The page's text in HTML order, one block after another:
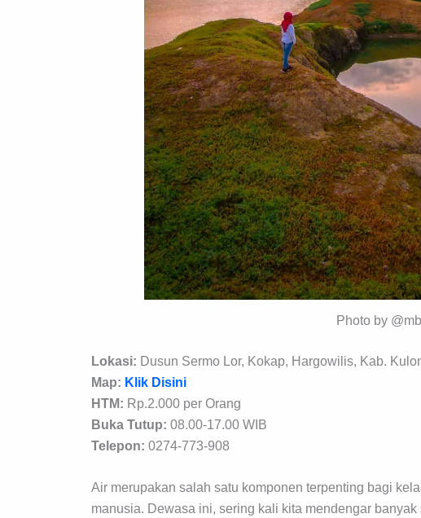
Photo by
Lokasi: Dusun Sermo Lor, Kokap, Hargowilis, Kab.
Map: Klik Disini
HTM: Rp.2.000 per Orang
Buka Tutup: 08.00-17.00 WIB
Telepon: 0274-773-908
Air merupakan salah satu komponen terpenting bagi
manusia. Dewasa ini, sering kali kita mendengar